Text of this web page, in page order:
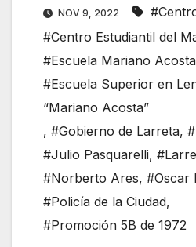
NOV 9, 2022
#Centro Estudiantil del
#Escuela Mariano Acosta
#Escuela Superior en
“Mariano Acosta”
, #Gobierno de Larreta,
#Julio Pasquarelli,
#Norberto Ares, #Oscar
#Policía de la Ciudad,
#Promoción 5B de 1972